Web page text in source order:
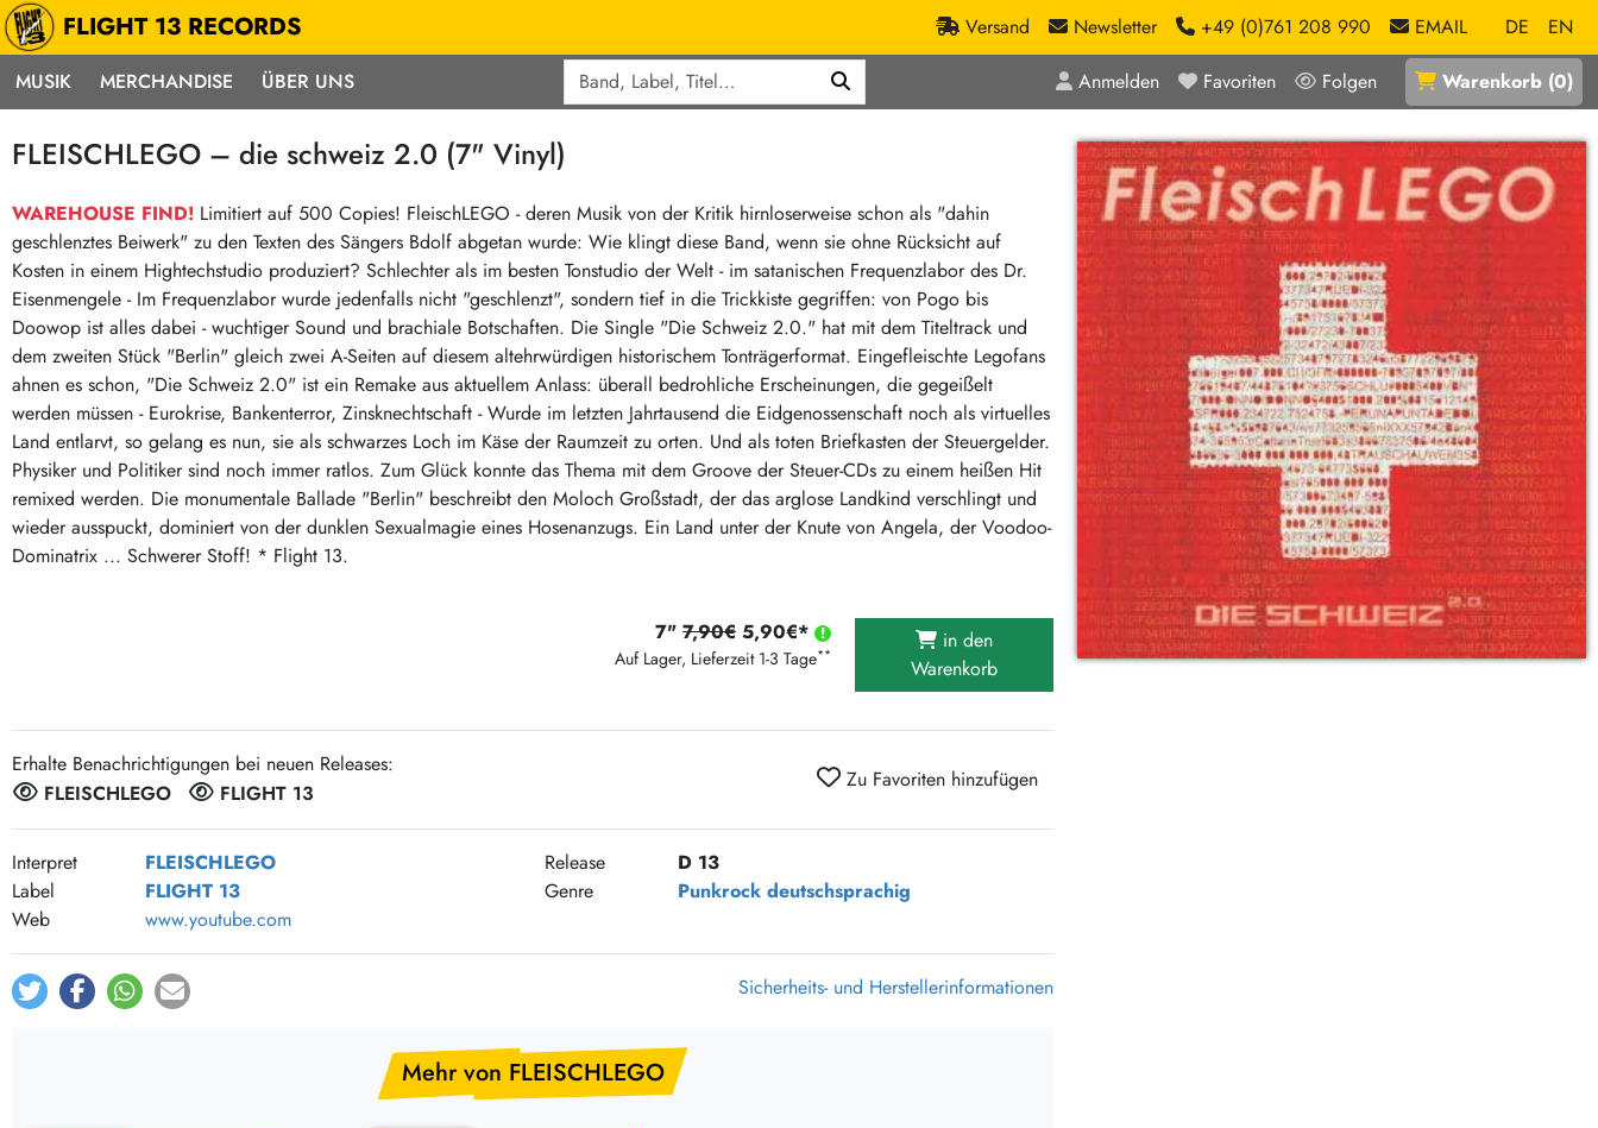
FLIGHT 13 RECORDS Versand Newsletter +49 (0)761 208 990 EMAIL DE
EN
MUSIK
Musik
Alle Neuheiten
Pre-Order
Highlights
Exklusiv & Limitiert
Neu auf Lager
Sonderangebote
Midprice
Mehr…
deutschsprachig
Soundtracks
LP Hüllen, Zubehör
Punk / HC
Hardcore
Emo
Postpunk / New Wave
Punkrock
60s / Garage
Beat / Surf
60s / Garage / R´n´R
Gitarre
Indierock / Psychedelic
Vintage-Rock / Metal
Post-Rock / Folk
Electronic
Neoklassik
Abstract / Ambient
Electronic Goods
Reggae/Ska
Soul / Exotica / Jazz
Ska
Hiphop
Reggae / Dub
Crazysane Günstiger
Fuzzorama günstiger
Tapete Records günstiger
Sunny Sunny Bastards Summer 26
Warner Rockerwochen
Universal Vinyl Günstig
International Anthem Sommer 2026
BMG Aktion
Music on Vinyl-Aktion
RSD 2026
FLIGHT 13 REC. SALE
MERCHANDISE ÜBER UNS Anmelden Favoriten Folgen Warenkorb (0)
FLEISCHLEGO – die schweiz 2.0 (7" Vinyl)
WAREHOUSE FIND! Limitiert auf 500 Copies! FleischLEGO - deren Musik von der Kritik hirnloserweise schon als "dahin
geschlenztes Beiwerk" zu den Texten des Sängers Bdolf abgetan wurde: Wie klingt diese Band, wenn sie ohne Rücksicht auf
Kosten in einem Hightechstudio produziert? Schlechter als im besten Tonstudio der Welt - im satanischen Frequenzlabor des Dr.
Eisenmengele - Im Frequenzlabor wurde jedenfalls nicht "geschlenzt", sondern tief in die Trickkiste gegriffen: von Pogo bis
Doowop ist alles dabei - wuchtiger Sound und brachiale Botschaften. Die Single "Die Schweiz 2.0." hat mit dem Titeltrack und
dem zweiten Stück "Berlin" gleich zwei A-Seiten auf diesem altehrwürdigen historischem Tonträgerformat. Eingefleischte Legofans
ahnen es schon, "Die Schweiz 2.0" ist ein Remake aus aktuellem Anlass: überall bedrohliche Erscheinungen, die gegeißelt
werden müssen - Eurokrise, Bankenterror, Zinsknechtschaft - Wurde im letzten Jahrtausend die Eidgenossenschaft noch als virtuelles
Land entlarvt, so gelang es nun, sie als schwarzes Loch im Käse der Raumzeit zu orten. Und als toten Briefkasten der Steuergelder.
Physiker und Politiker sind noch immer ratlos. Zum Glück konnte das Thema mit dem Groove der Steuer-CDs zu einem heißen Hit
remixed werden. Die monumentale Ballade "Berlin" beschreibt den Moloch Großstadt, der das arglose Landkind verschlingt und
wieder ausspuckt, dominiert von der dunklen Sexualmagie eines Hosenanzugs. Ein Land unter der Knute von Angela, der Voodoo-
Dominatrix ... Schwerer Stoff! * Flight 13.
7" 7,90€5,90€*
Auf Lager, Lieferzeit 1-3 Tage**
in den
Warenkorb
Erhalte Benachrichtigungen bei neuen Releases:
FLEISCHLEGO
FLIGHT 13
Zu Favoriten hinzufügen
Interpret FLEISCHLEGO Release
D 13
Label
FLIGHT 13 Genre Punkrock deutschsprachig
Web
www.youtube.com
Sicherheits- und Herstellerinformationen
Mehr von FLEISCHLEGO